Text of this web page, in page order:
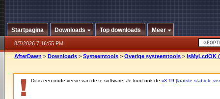
Startpagina Downloads Top downloads Meer
8/7/2026 7:16:55 PM
AfterDawn > Downloads > Systeemtools > Overige systeemtools > IsMyLcdOK
Dit is een oude versie van deze software. Je kunt ook de v3.19 (laatste stabiele